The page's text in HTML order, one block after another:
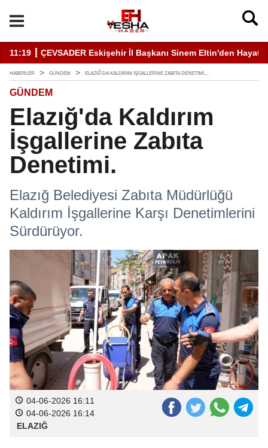
11:19 ┋ ÇEVSADER Eskişehir İl Başkanı Sinem Eltin'den
HABERLER GÜNDEM ELAZIĞ'DA KALDIRIM İŞGALLERINE ZABITA DENETIMI....
GÜNDEM
Elazığ'da Kaldırım
İşgallerine Zabıta
Denetimi.
Elazığ Belediyesi Zabıta Müdürlüğü
Kaldırım İşgallerine Karşı Denetimlerini
Sürdürüyor.
04-06-2026 16:11
04-06-2026 16:14
ELAZIĞ